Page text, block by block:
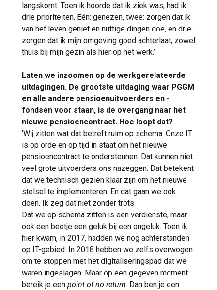
langskomt. Toen ik hoorde dat ik ziek was, had ik
drie prioriteiten. Eén: genezen, twee: zorgen dat ik
van het leven geniet en nuttige dingen doe, en drie:
zorgen dat ik mijn omgeving goed achterlaat, zowel
thuis bij mijn gezin als hier op het werk.’
Laten we inzoomen op de werkgerelateerde
uitdagingen. De grootste uitdaging waar PGGM
en alle andere pensioenuitvoerders en -
fondsen voor staan, is de overgang naar het
nieuwe pensioencontract. Hoe loopt dat?
‘Wij zitten wat dat betreft ruim op schema. Onze IT
is op orde en op tijd in staat om het nieuwe
pensioencontract te ondersteunen. Dat kunnen niet
veel grote uitvoerders ons nazeggen. Dat betekent
dat we technisch gezien klaar zijn om het nieuwe
stelsel te implementeren. En dat gaan we ook
doen. Ik zeg dat niet zonder trots.
Dat we op schema zitten is een verdienste, maar
ook een beetje een geluk bij een ongeluk. Toen ik
hier kwam, in 2017, hadden we nog achterstanden
op IT-gebied. In 2018 hebben we zelfs overwogen
om te stoppen met het digitaliseringspad dat we
waren ingeslagen. Maar op een gegeven moment
bereik je een point of no return. Dan ben je een